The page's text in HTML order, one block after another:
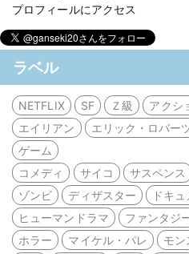
プロフィールにアクセス
ラベル
NETFLIX SF Ｚ級 アクシ
エイリアン
エリック・ロバー
ゲーム
コメディ
サイコ サスペンス
ゾンビ
ディザスター
ドキ
ヒューマンドラマ
ファンタジ
ホラー
マイケル・パレ モン